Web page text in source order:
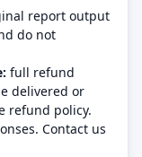
report output
do not
full refund
delivered or
refund policy.
Contact us